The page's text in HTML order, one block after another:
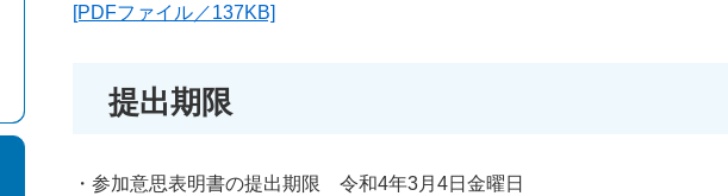
[PDFファイル／137KB]
提出期限
・参加意思表明書の提出期限 令和4年3月4日金曜日